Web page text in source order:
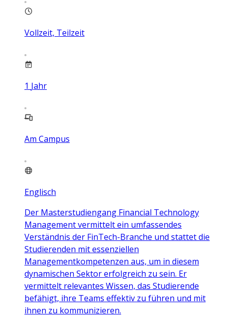
Vollzeit, Teilzeit
1 Jahr
Am Campus
Englisch
Der Masterstudiengang Financial Technology
Management vermittelt ein umfassendes
Verständnis der FinTech-Branche und stattet die
Studierenden mit essenziellen
Managementkompetenzen aus, um in diesem
dynamischen Sektor erfolgreich zu sein. Er
vermittelt relevantes Wissen, das Studierende
befähigt, ihre Teams effektiv zu führen und mit
ihnen zu kommunizieren.